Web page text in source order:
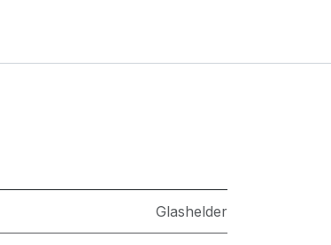
Glashelder